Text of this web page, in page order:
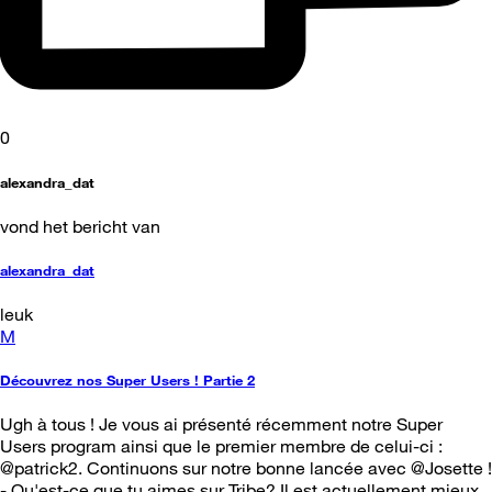
0
alexandra_dat
vond het bericht van
alexandra_dat
leuk
M
Découvrez nos Super Users ! Partie 2
Ugh à tous ! Je vous ai présenté récemment notre Super
Users program ainsi que le premier membre de celui-ci :
@patrick2. Continuons sur notre bonne lancée avec @Josette !